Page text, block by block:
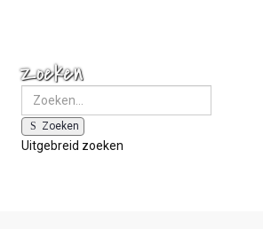
Zoeken
Zoeken
Uitgebreid zoeken